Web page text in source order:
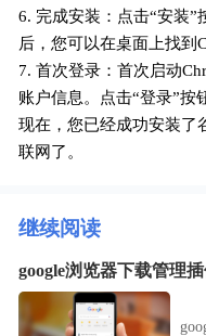
6. 完成安装：点击“安装
后，您可以在桌面上找到
7. 首次登录：首次启动
账户信息。点击“登录”按
现在，您已经成功安装了
联网了。
继续阅读
google浏览器下载管理